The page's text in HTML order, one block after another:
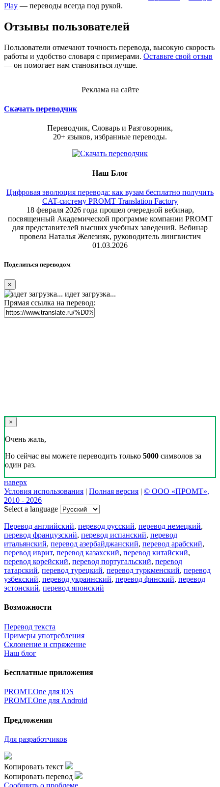
Play — переводы всегда под рукой.
Отзывы пользователей
Пользователи отмечают точность перевода, высокую скорость
работы и удобство словаря с примерами. Оставьте свой отзыв
— он помогает нам становиться лучше.
Реклама на сайте
Скачать переводчик
Переводчик, Словарь и Разговорник,
20+ языков, избранные переводы.
Наш Блог
Цифровая эволюция перевода: как вузам бесплатно получить
CAT-систему PROMT Translation Factory
18 февраля 2026 года прошел очередной вебинар,
посвященный Академической программе компании PROMT
для представителей высших учебных заведений. Вебинар
провела Наталья Железняк, руководитель лингвистич
01.03.2026
Поделиться переводом
×
идет загрузка...
Прямая ссылка на перевод:
×
Очень жаль,
Но сейчас вы можете переводить только 5000 символов за
один раз.
наверх
Условия использования | Полная версия | © ООО «ПРОМТ»,
2010 - 2026
Select a language
Перевод английский, перевод русский, перевод немецкий,
перевод французский, перевод испанский, перевод
итальянский, перевод азербайджанский, перевод арабский,
перевод иврит, перевод казахский, перевод китайский,
перевод корейский, перевод португальский, перевод
татарский, перевод турецкий, перевод туркменский, перевод
узбекский, перевод украинский, перевод финский, перевод
эстонский, перевод японский
Возможности
Перевод текста
Примеры употребления
Склонение и спряжение
Наш блог
Бесплатные приложения
PROMT.One для iOS
PROMT.One для Android
Предложения
Для разработчиков
Копировать текст
Копировать перевод
Сообщить о проблеме